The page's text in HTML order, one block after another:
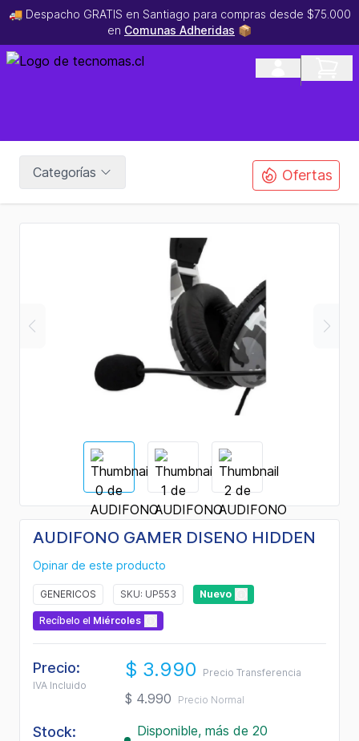
🚚 Despacho GRATIS en Santiago para compras desde $75.000
en Comunas Adheridas 📦
Categorías Ofertas
AUDIFONO GAMER DISENO HIDDEN
Opinar de este producto
GENERICOS SKU: UP553 Nuevo
Recíbelo el Miércoles
Precio:
IVA Incluido
$ 3.990 Precio Transferencia
$ 4.990 Precio Normal
Stock:
Disponible, más de 20